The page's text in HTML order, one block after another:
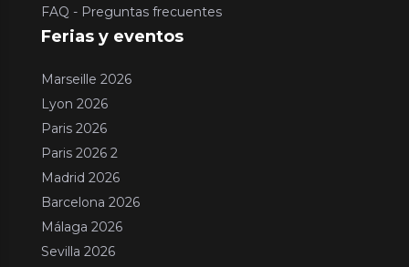
FAQ - Preguntas frecuentes
Ferias y eventos
Marseille 2026
Lyon 2026
Paris 2026
Paris 2026 2
Madrid 2026
Barcelona 2026
Málaga 2026
Sevilla 2026